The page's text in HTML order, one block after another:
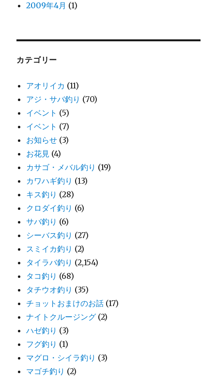
2009年4月 (1)
カテゴリー
アオリイカ (11)
アジ・サバ釣り (70)
イベント (5)
イベント (7)
お知らせ (3)
お花見 (4)
カサゴ・メバル釣り (19)
カワハギ釣り (13)
キス釣り (28)
クロダイ釣り (6)
サバ釣り (6)
シーバス釣り (27)
スミイカ釣り (2)
タイラバ釣り (2,154)
タコ釣り (68)
タチウオ釣り (35)
チョットおまけのお話 (17)
ナイトクルージング (2)
ハゼ釣り (3)
フグ釣り (1)
マグロ・シイラ釣り (3)
マゴチ釣り (2)